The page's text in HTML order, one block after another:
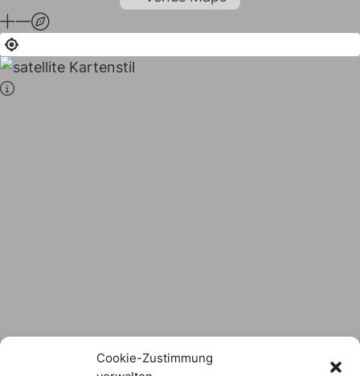
Cookie-Zustimmung
Logo Download